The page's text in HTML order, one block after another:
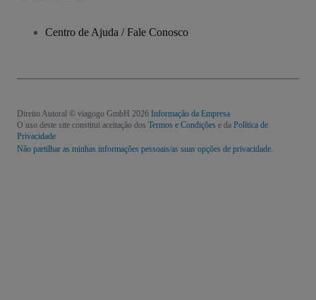
Centro de Ajuda / Fale Conosco
Direito Autoral © viagogo GmbH 2026 Informação da Empresa
O uso deste site constitui aceitação dos Termos e Condições e da Política de
Privacidade
Não partilhar as minhas informações pessoais/as suas opções de privacidade.